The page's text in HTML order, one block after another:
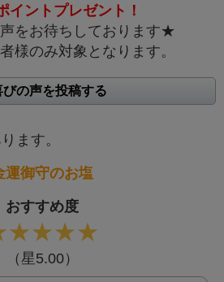
イントプレゼント！
をお待ちしております★
様のみ対象となります。
びの声を投稿する
ます。
運御守のお塩
おすすめ度
★★★★
（星5.00）